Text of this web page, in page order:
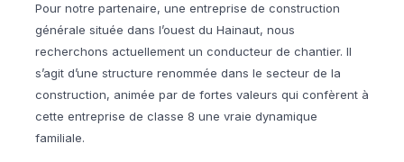
Pour notre partenaire, une entreprise de construction
générale située dans l’ouest du Hainaut, nous
recherchons actuellement un conducteur de chantier. Il
s’agit d’une structure renommée dans le secteur de la
construction, animée par de fortes valeurs qui confèrent à
cette entreprise de classe 8 une vraie dynamique
familiale.